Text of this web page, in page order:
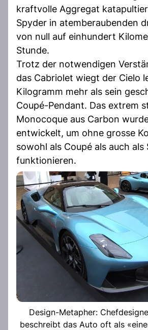
kraftvolle Aggregat
Spyder in atemberaubenden
von null auf einhundert
Stunde.
Trotz der notwendigen
das Cabriolet wiegt der Cielo
Kilogramm mehr als sein
Coupé-Pendant. Das extrem
Monocoque aus Carbon
entwickelt, um ohne grosse
sowohl als Coupé als auch als
funktionieren.
Design-Metapher:
beschreibt das Auto oft als